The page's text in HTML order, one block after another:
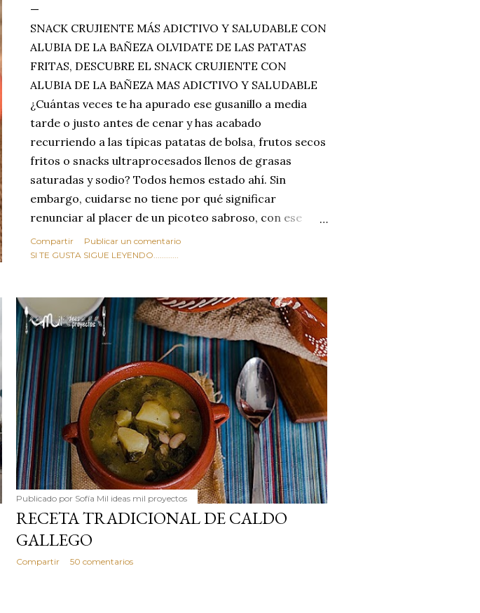
SNACK CRUJIENTE MÁS ADICTIVO Y SALUDABLE CON
ALUBIA DE LA BAÑEZA OLVIDATE DE LAS PATATAS
FRITAS, DESCUBRE EL SNACK CRUJIENTE CON
ALUBIA DE LA BAÑEZA MAS ADICTIVO Y SALUDABLE
¿Cuántas veces te ha apurado ese gusanillo a media
tarde o justo antes de cenar y has acabado
recurriendo a las típicas patatas de bolsa, frutos secos
fritos o snacks ultraprocesados llenos de grasas
saturadas y sodio? Todos hemos estado ahí. Sin
embargo, cuidarse no tiene por qué significar
renunciar al placer de un picoteo sabroso, con ese
toque tostado y crujiente que tanto nos satisface.
Estas alubias crujientes al horno van a cambiar por
tradicionales y copiosos de invierno. Con esta receta
simple pero revolucionaria, transformaremos un
ingrediente tan humilde como la alubia de La Bañeza
en un snack ligero, dorado, cargado de proteína y
100% natural. Es el sustituto perfecto a los frutos se...
Compartir
Publicar un comentario
SI TE GUSTA SIGUE LEYENDO............
Publicado por Sofía Mil ideas mil proyectos
RECETA TRADICIONAL DE CALDO
GALLEGO
Compartir 50 comentarios